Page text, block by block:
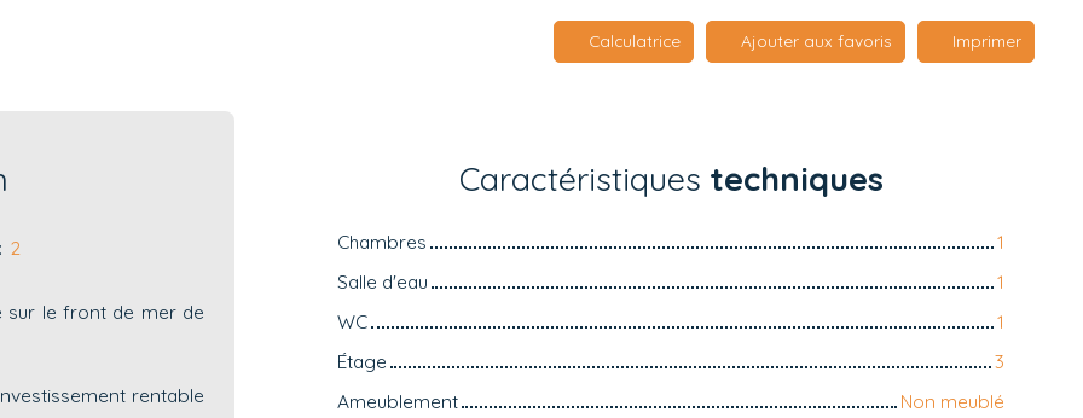
Calculatrice Ajouter aux favoris Imprimer
2
sur le front de mer de
rentable
Caractéristiques techniques
Chambres
1
Salle d'eau
1
WC
1
Étage
3
Ameublement
Non meublé